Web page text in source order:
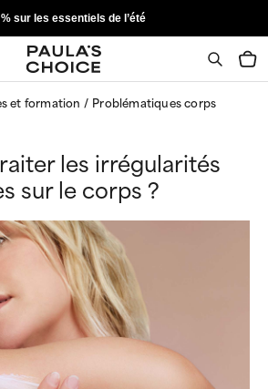
sur les essentiels de l’été
et formation Problématiques corps
les irrégularités
sur le corps ?